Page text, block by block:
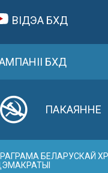
ВІДЭА БХД
БХД
ПАКАЯННЕ
БЕЛАРУСКАЙ